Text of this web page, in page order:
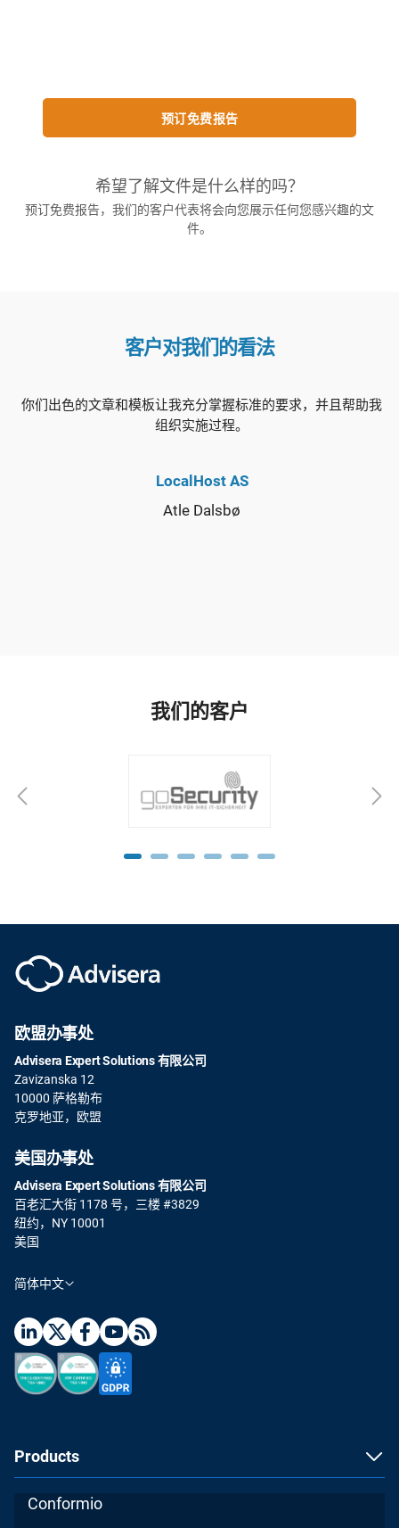
预订免费报告
希望了解文件是什么样的吗？
预订免费报告，我们的客户代表将会向您展示任何您感兴趣的文
件。
客户对我们的看法
你们出色的文章和模板让我充分掌握标准的要求，并且帮助我
组织实施过程。
LocalHost AS
Atle Dalsbø
我们的客户
欧盟办事处
Advisera Expert Solutions 有限公司
Zavizanska 12
10000 萨格勒布
克罗地亚，欧盟
美国办事处
Advisera Expert Solutions 有限公司
百老汇大街 1178 号，三楼 #3829
纽约，NY 10001
美国
简体中文
Products
Conformio